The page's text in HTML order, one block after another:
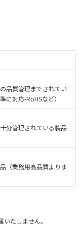
品質管理までされてい
に対応-RoHSなど）
分管理されている製品
（業務用高品質よりゆ
たしません。